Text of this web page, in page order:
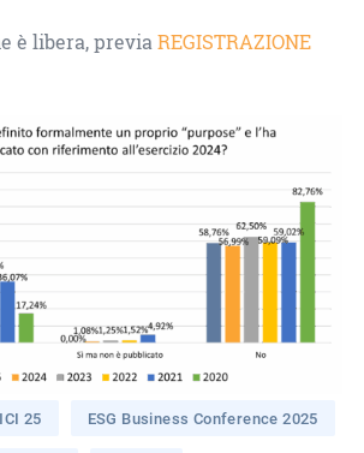
è libera, previaREGISTRAZIONE
25 ESG Business Conference 2025